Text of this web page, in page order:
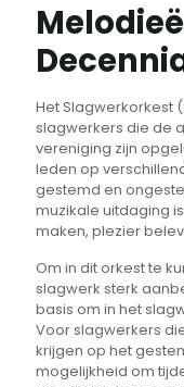
Het Slagwerkorkest
slagwerkers die de
vereniging zijn
leden op
gestemd en
muzikale uitdaging
maken, plezier
Om in dit orkest te
slagwerk sterk
basis om in het
Voor slagwerkers
krijgen op het
mogelijkheid om